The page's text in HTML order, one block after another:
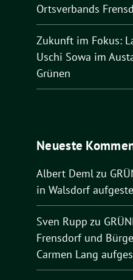
Ortsverbands
Zukunft im Fokus:
Uschi Sowa im
Grünen
Neueste
Albert Demlzu
in Walsdorf
Sven Rupp zu
Frensdorf und
Carmen Lang